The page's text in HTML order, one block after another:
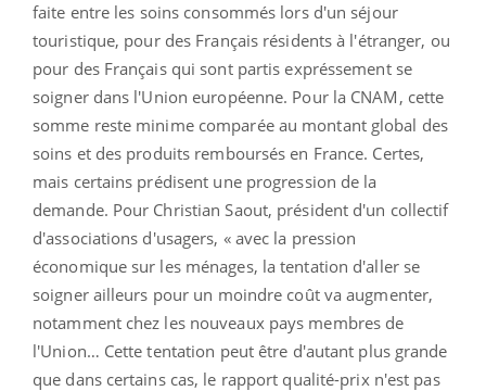
faite entre les soins consommés lors d'un séjour
touristique, pour des Français résidents à l'étranger, ou
pour des Français qui sont partis expréssement se
soigner dans l'Union européenne. Pour la CNAM, cette
somme reste minime comparée au montant global des
soins et des produits remboursés en France. Certes,
mais certains prédisent une progression de la
demande. Pour Christian Saout, président d'un collectif
d'associations d'usagers, « avec la pression
économique sur les ménages, la tentation d'aller se
soigner ailleurs pour un moindre coût va augmenter,
notamment chez les nouveaux pays membres de
l'Union… Cette tentation peut être d'autant plus grande
que dans certains cas, le rapport qualité-prix n'est pas